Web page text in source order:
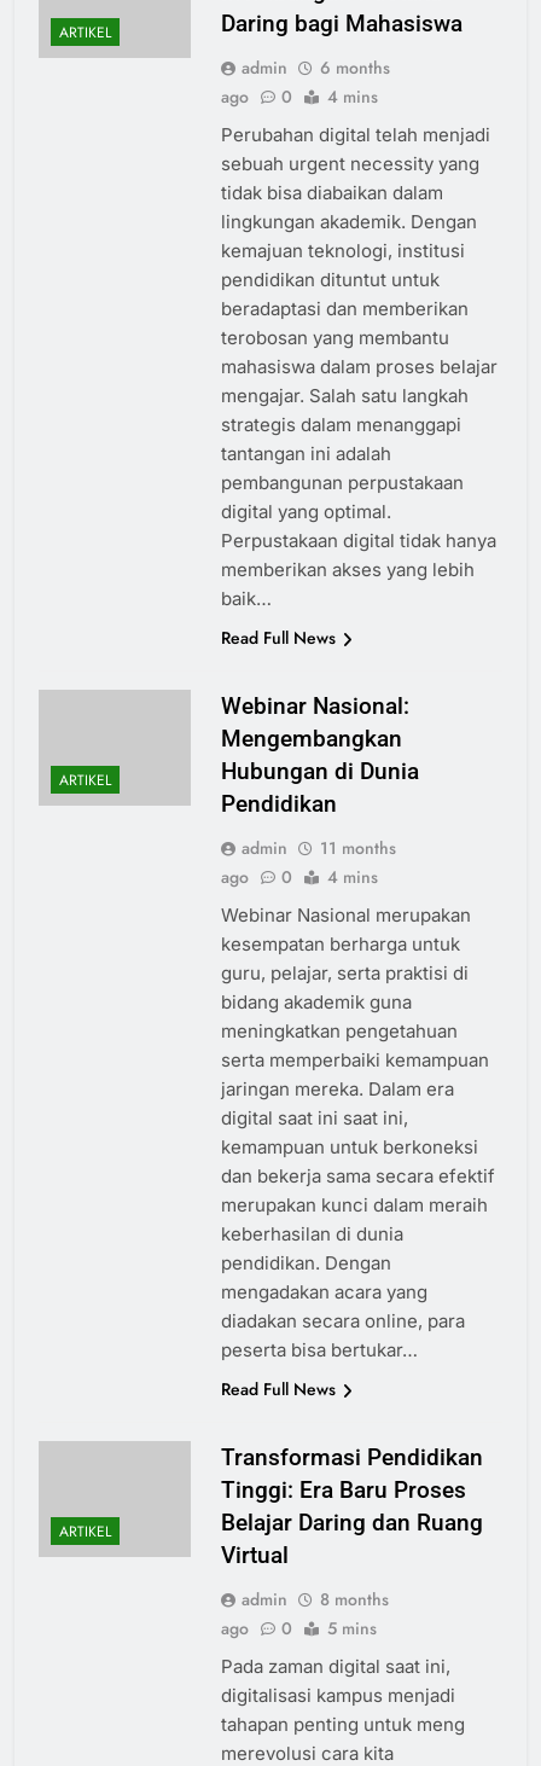
ARTIKEL
Daring bagi Mahasiswa
admin
6 months
ago
0 4 mins
Perubahan digital telah menjadi
sebuah urgent necessity yang
tidak bisa diabaikan dalam
lingkungan akademik. Dengan
kemajuan teknologi, institusi
pendidikan dituntut untuk
beradaptasi dan memberikan
terobosan yang membantu
mahasiswa dalam proses belajar
mengajar. Salah satu langkah
strategis dalam menanggapi
tantangan ini adalah
pembangunan perpustakaan
digital yang optimal.
Perpustakaan digital tidak hanya
memberikan akses yang lebih
baik…
Read Full News
ARTIKEL
Webinar Nasional:
Mengembangkan
Hubungan di Dunia
Pendidikan
admin
11 months
ago
0 4 mins
Webinar Nasional merupakan
kesempatan berharga untuk
guru, pelajar, serta praktisi di
bidang akademik guna
meningkatkan pengetahuan
serta memperbaiki kemampuan
jaringan mereka. Dalam era
digital saat ini saat ini,
kemampuan untuk berkoneksi
dan bekerja sama secara efektif
merupakan kunci dalam meraih
keberhasilan di dunia
pendidikan. Dengan
mengadakan acara yang
diadakan secara online, para
peserta bisa bertukar…
Read Full News
ARTIKEL
Transformasi Pendidikan
Tinggi: Era Baru Proses
Belajar Daring dan Ruang
Virtual
admin
8 months
ago
0 5 mins
Pada zaman digital saat ini,
digitalisasi kampus menjadi
tahapan penting untuk meng
merevolusi cara kita